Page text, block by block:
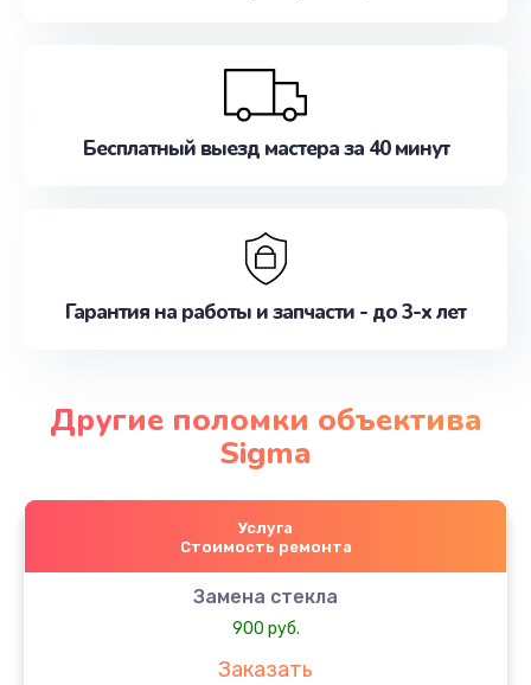
Бесплатный выезд мастера за 40 минут
Гарантия на работы и запчасти - до 3-х лет
Другие поломки объектива
Sigma
Услуга
Стоимость ремонта
Замена стекла
900 руб.
Заказать